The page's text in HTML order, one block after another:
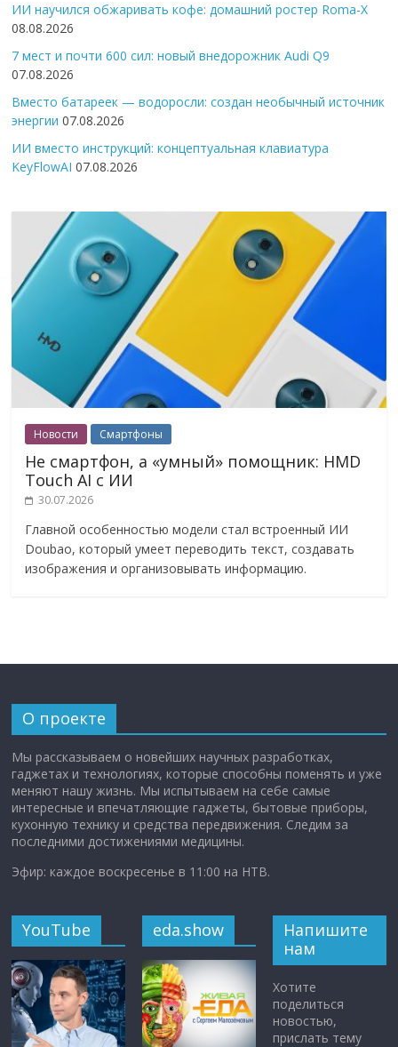
ИИ научился обжаривать кофе: домашний ростер Roma-X
08.08.2026
7 мест и почти 600 сил: новый внедорожник Audi Q9
07.08.2026
Вместо батареек — водоросли: создан необычный источник
энергии 07.08.2026
ИИ вместо инструкций: концептуальная клавиатура
KeyFlowAI 07.08.2026
Новости Смартфоны
Не смартфон, а «умный» помощник: HMD
Touch AI с ИИ
30.07.2026
Главной особенностью модели стал встроенный ИИ
Doubao, который умеет переводить текст, создавать
изображения и организовывать информацию.
О проекте
Мы рассказываем о новейших научных разработках,
гаджетах и технологиях, которые способны поменять и уже
меняют нашу жизнь. Мы испытываем на себе самые
интересные и впечатляющие гаджеты, бытовые приборы,
кухонную технику и средства передвижения. Следим за
последними достижениями медицины.
Эфир: каждое воскресенье в 11:00 на НТВ.
YouTube eda.show
Напишите
нам
Хотите
поделиться
новостью,
прислать тему